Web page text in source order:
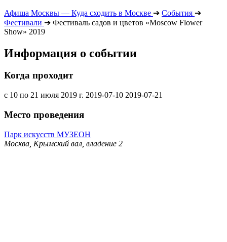
Афиша Москвы — Куда сходить в Москве ➔ События ➔
Фестивали ➔ Фестиваль садов и цветов «Moscow Flower
Show» 2019
Информация о событии
Когда проходит
с 10 по 21 июля 2019 г. 2019-07-10 2019-07-21
Место проведения
Парк искусств МУЗЕОН
Москва, Крымский вал, владение 2